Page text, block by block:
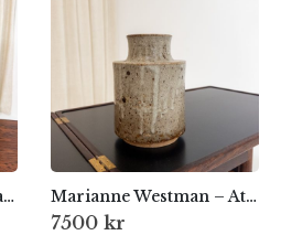
Tysk golvvas – Bay Keramik 1970-tal | West Germany Marianne Westman – Ateljévas, Rörstrand
7500 kr